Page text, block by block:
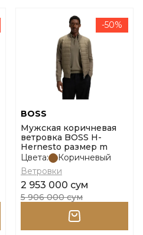
-50%
BOSS
Мужская коричневая
ветровка BOSS H-
Hernesto размер m
Цвета:
Коричневый
Ветровки
2 953 000 сум
5 906 000 сум